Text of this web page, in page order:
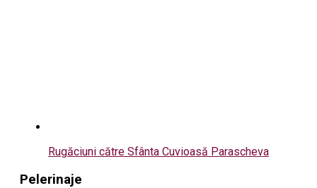
Rugăciuni către Sfânta Cuvioasă Parascheva
Pelerinaje